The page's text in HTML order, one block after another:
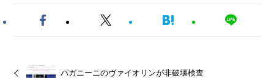
パガニーニのヴァイオリンが非破壊検査